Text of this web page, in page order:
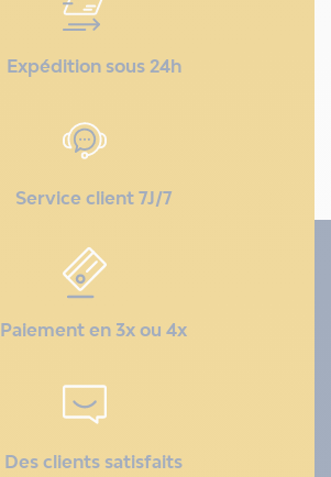
Expédition sous 24h
Service client 7J/7
Paiement en 3x ou 4x
Des clients satisfaits